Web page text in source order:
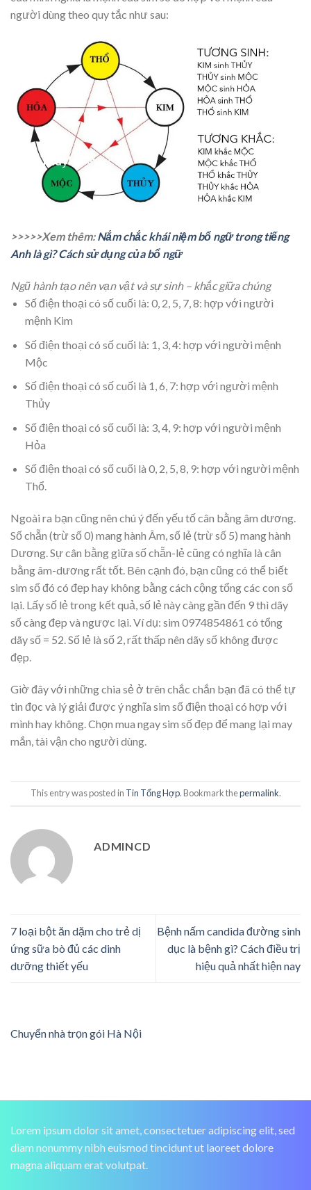
người dùng theo quy tắc như sau:
>>>>>Xem thêm:Nắm chắc khái niệm bổ ngữ trong tiếng
Anh là gì? Cách sử dụng của bổ ngữ
Ngũ hành tạo nên vạn vật và sự sinh – khắc giữa chúng
Số điện thoại có số cuối là: 0, 2, 5, 7, 8: hợp với người
mệnh Kim
Số điện thoại có số cuối là: 1, 3, 4: hợp với người mệnh
Mộc
Số điện thoại có số cuối là 1, 6, 7: hợp với người mệnh
Thủy
Số điện thoại có số cuối là: 3, 4, 9: hợp với người mệnh
Hỏa
Số điện thoại có số cuối là 0, 2, 5, 8, 9: hợp với người mệnh
Thổ.
Ngoài ra bạn cũng nên chú ý đến yếu tố cân bằng âm dương.
Số chẵn (trừ số 0) mang hành Âm, số lẻ (trừ số 5) mang hành
Dương. Sự cân bằng giữa số chẵn-lẻ cũng có nghĩa là cân
bằng âm-dương rất tốt. Bên cạnh đó, bạn cũng có thể biết
sim số đó có đẹp hay không bằng cách cộng tổng các con số
lại. Lấy số lẻ trong kết quả, số lẻ này càng gần đến 9 thì dãy
số càng đẹp và ngược lại. Ví dụ: sim 0974854861 có tổng
dãy số = 52. Số lẻ là số 2, rất thấp nên dãy số không được
đẹp.
Giờ đây với những chia sẻ ở trên chắc chắn bạn đã có thể tự
tin đọc và lý giải được ý nghĩa sim số điện thoại có hợp với
mình hay không. Chọn mua ngay sim số đẹp để mang lại may
mắn, tài vận cho người dùng.
This entry was posted in Tin Tổng Hợp. Bookmark thepermalink.
ADMINCD
7 loại bột ăn dặm cho trẻ dị
ứng sữa bò đủ các dinh
dưỡng thiết yếu
Bệnh nấm candida đường sinh
dục là bệnh gì? Cách điều trị
hiệu quả nhất hiện nay
Chuyển nhà trọn gói Hà Nội
Lorem ipsum dolor sit amet, consectetuer adipiscing elit, sed
diam nonummy nibh euismod tincidunt ut laoreet dolore
magna aliquam erat volutpat.